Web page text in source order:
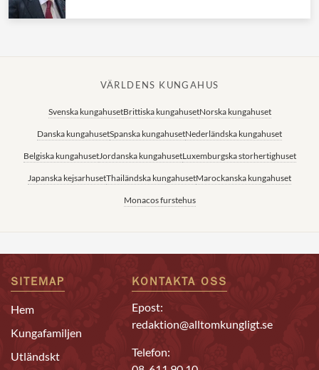
VÄRLDENS KUNGAHUS
Svenska kungahusetBrittiska kungahusetNorska kungahuset
Danska kungahusetSpanska kungahusetNederländska kungahuset
Belgiska kungahusetJordanska kungahusetLuxemburgska storhertighuset
Japanska kejsarhusetThailändska kungahusetMarockanska kungahuset
Monacos furstehus
SITEMAP
Hem
Kungafamiljen
Utländskt
KONTAKTA OSS
Epost:
redaktion@alltomkungligt.se
Telefon: